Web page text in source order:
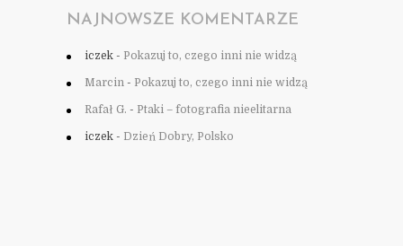
NAJNOWSZE KOMENTARZE
iczek - Pokazuj to, czego inni nie widzą
Marcin - Pokazuj to, czego inni nie widzą
Rafał G. - Ptaki – fotografia nieelitarna
iczek - Dzień Dobry, Polsko